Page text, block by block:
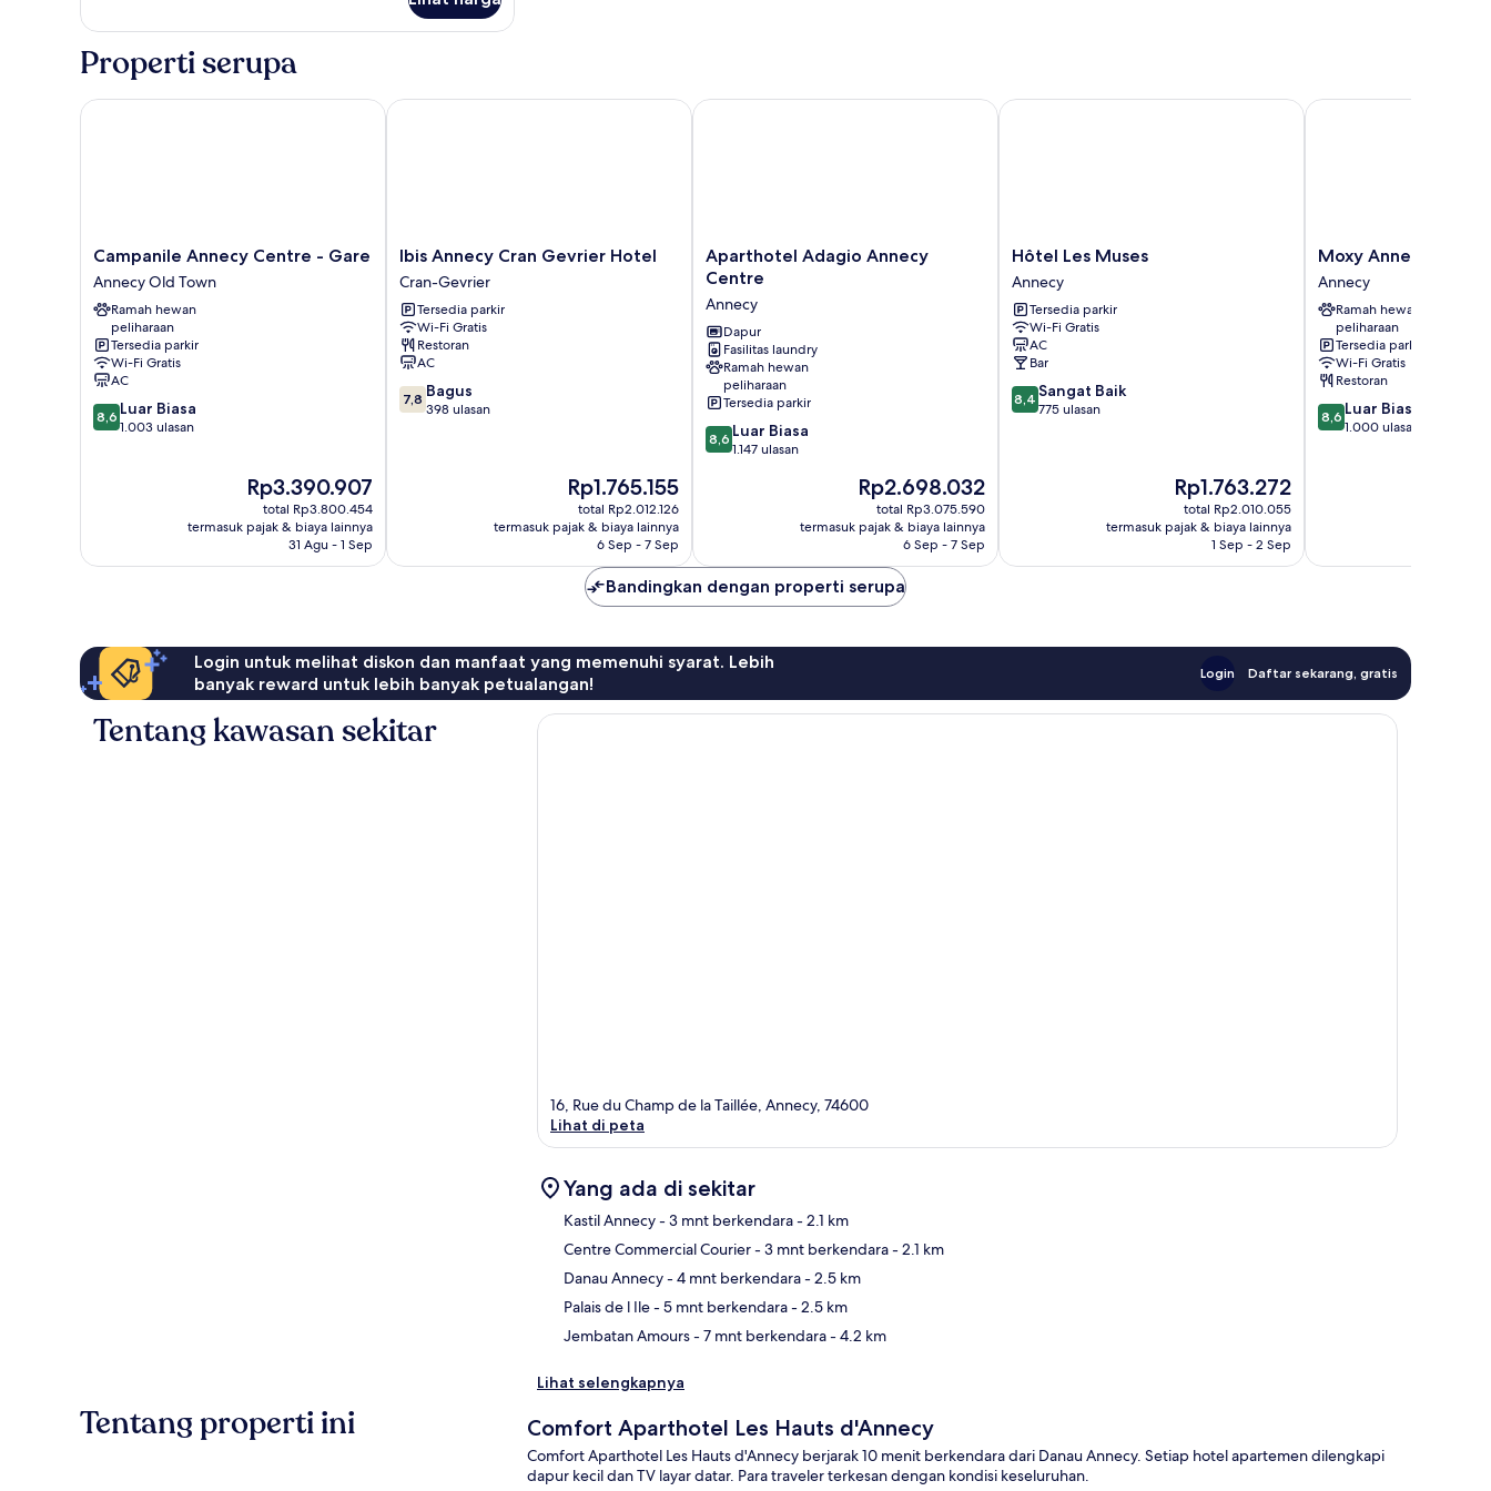
Kamar
Properti serupa
Campanile
Annecy
Centre
-
Gare
Annecy
Old
Town
Campanile Annecy Centre - Gare
Annecy Old Town
Ramah hewan
peliharaan
Tersedia parkir
Wi-Fi Gratis
AC
8.6
dari
8,6 Luar Biasa
1.003 ulasan
Harga
sekarang
Rp3.390.907
Rp3.390.907
total Rp3.800.454
termasuk pajak & biaya lainnya
31 Agu - 1 Sep
Campanile Annecy Centre - Gare
Ibis
Annecy
Cran
Gevrier
Hotel
Cran-
Gevrier
Ibis Annecy Cran Gevrier Hotel
Cran-Gevrier
Tersedia parkir
Wi-Fi Gratis
Restoran
AC
7.8
dari
7,8 Bagus
398 ulasan
Harga
sekarang
Rp1.765.155
Rp1.765.155
total Rp2.012.126
termasuk pajak & biaya lainnya
6 Sep - 7 Sep
Ibis Annecy Cran Gevrier Hotel
Aparthotel
Adagio
Centre
Annecy
Aparthotel Adagio Annecy
Centre
Annecy
Dapur
Fasilitas laundry
Ramah hewan
peliharaan
Tersedia parkir
8.6
dari
8,6 Luar Biasa
1.147 ulasan
Harga
sekarang
Rp2.698.032
Rp2.698.032
total Rp3.075.590
termasuk pajak & biaya lainnya
6 Sep - 7 Sep
Aparthotel Adagio Annecy Centre
Hôtel
Les
Muses
Annecy
Hôtel Les Muses
Annecy
Tersedia parkir
Wi-Fi Gratis
AC
Bar
8.4
dari
8,4 Sangat Baik
775 ulasan
Harga
sekarang
Rp1.763.272
Rp1.763.272
total Rp2.010.055
termasuk pajak & biaya lainnya
1 Sep - 2 Sep
Hôtel Les Muses
Moxy
Annecy
Annecy
Moxy Annecy
Annecy
Ramah hewan
peliharaan
Tersedia parkir
Wi-Fi Gratis
Restoran
8.6
dari
8,6 Luar Biasa
1.000 ulasan
Moxy Annecy
Bandingkan dengan properti serupa
Login untuk melihat diskon dan manfaat yang memenuhi syarat. Lebih
banyak reward untuk lebih banyak petualangan!
Login Daftar sekarang, gratis
Tentang kawasan sekitar
16, Rue du Champ de la Taillée, Annecy, 74600
Lihat di peta
Yang ada di sekitar
Kastil Annecy- 3 mnt berkendara- 2.1 km
Centre Commercial Courier- 3 mnt berkendara- 2.1 km
Danau Annecy- 4 mnt berkendara- 2.5 km
Palais de l Ile- 5 mnt berkendara- 2.5 km
Jembatan Amours- 7 mnt berkendara- 4.2 km
Lihat selengkapnya
Tentang properti ini Comfort Aparthotel Les Hauts d'Annecy
Comfort Aparthotel Les Hauts d'Annecy berjarak 10 menit berkendara dari Danau Annecy. Setiap hotel apartemen dilengkapi
dapur kecil dan TV layar datar. Para traveler terkesan dengan kondisi keseluruhan.